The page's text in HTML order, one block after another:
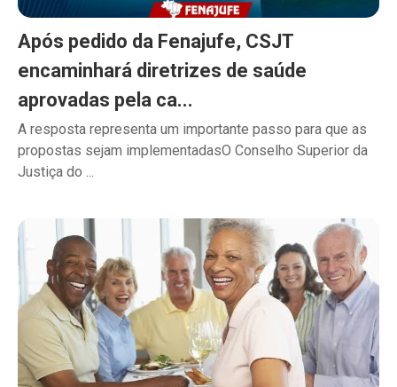
Após pedido da Fenajufe, CSJT
encaminhará diretrizes de saúde
aprovadas pela ca...
A resposta representa um importante passo para que as
propostas sejam implementadasO Conselho Superior da
Justiça do ...